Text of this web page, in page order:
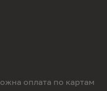
оплата по картам